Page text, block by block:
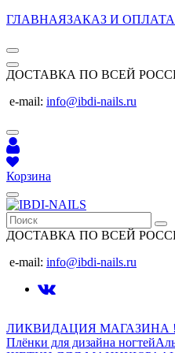
ГЛАВНАЯЗАКАЗ И ОПЛАТА
ДОСТАВКА ПО ВСЕЙ
e-mail: info@ibdi-nails.ru
Корзина
ДОСТАВКА ПО ВСЕЙ
e-mail: info@ibdi-nails.ru
ЛИКВИДАЦИЯ МАГАЗИНА
Плёнки для дизайна ногтей